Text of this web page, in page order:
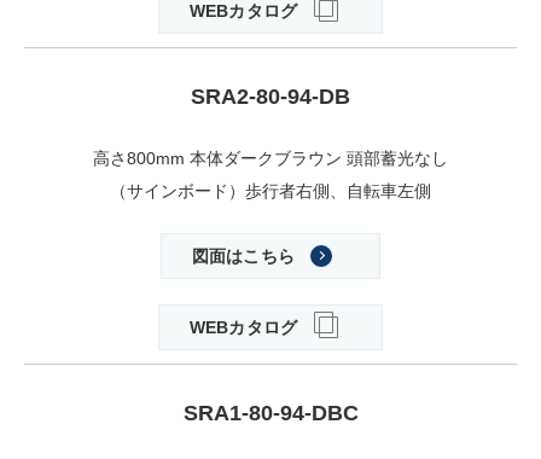
WEBカタログ
SRA2-80-94-DB
高さ800mm 本体ダークブラウン 頭部蓄光なし
（サインボード）歩行者右側、自転車左側
図面はこちら
WEBカタログ
SRA1-80-94-DBC